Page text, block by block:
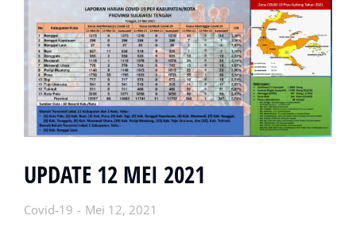
UPDATE 12 MEI 2021
Covid-19 Mei 12, 2021